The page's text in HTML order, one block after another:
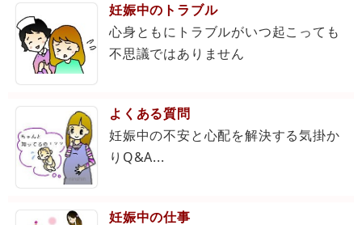
妊娠中のトラブル
心身ともにトラブルがいつ起こっても
不思議ではありません
よくある質問
妊娠中の不安と心配を解決する気掛か
りQ&A...
妊娠中の仕事